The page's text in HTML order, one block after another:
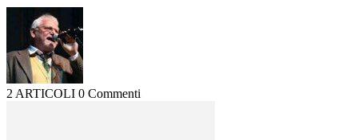
2 ARTICOLI 0 Commenti